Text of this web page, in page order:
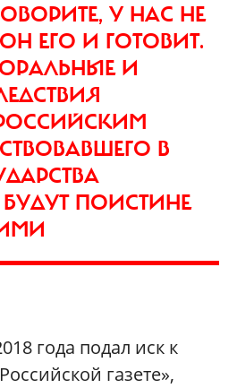
У НАС НЕ
ЕГО И ГОТОВИТ.
И
В
ПОИСТИНЕ
года подал иск к
газете»,